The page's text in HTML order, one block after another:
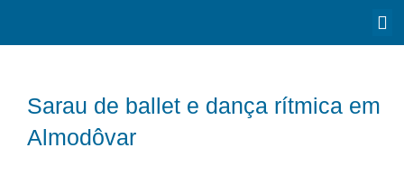
Sarau de ballet e dança rítmica em
Almodôvar